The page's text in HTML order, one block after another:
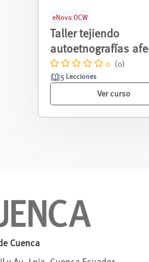
eNova OCW
Taller tejiendo
autoetnografías
- Proyecto:
Interculturalidad y
género: sentipensar
0 (0)
5 Lecciones
Ver curso
Cuenca